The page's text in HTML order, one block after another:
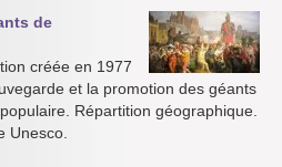
de
créée en 1977
et la promotion des géants
Répartition géographique.
Unesco.